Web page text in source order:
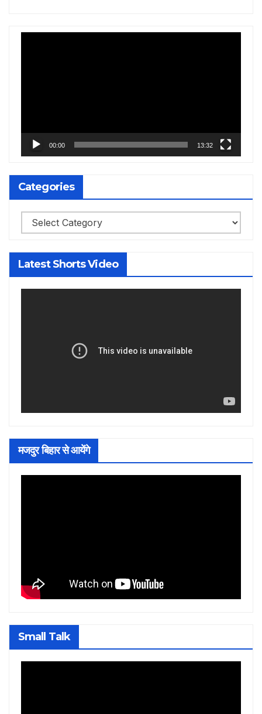
00:00 13:32
Categories
Categories
Latest Shorts Video
मजदुर बिहार से आयेंगे
Small Talk